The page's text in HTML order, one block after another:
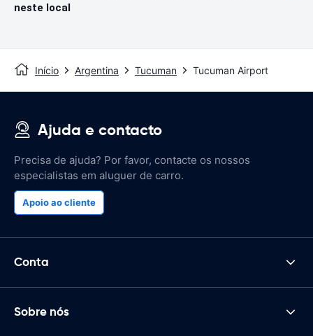
neste local
Início Argentina Tucuman Tucuman Airport
Ajuda e contacto
Precisa de ajuda? Por favor, contacte os nossos
especialistas em aluguer de carro.
Apoio ao cliente
Conta
Sobre nós